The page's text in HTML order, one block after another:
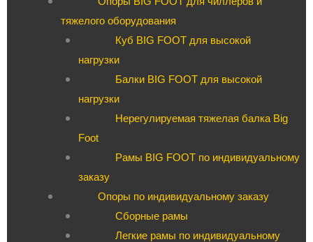
тяжелого оборудования
Куб BIG FOOT для высокой
нагрузки
Балки BIG FOOT для высокой
нагрузки
Нерегулируемая тяжелая балка Big
Foot
Рамы BIG FOOT по индивидуальному
заказу
Опоры по индивидуальному заказу
Сборные рамы
Легкие рамы по индивидуальному